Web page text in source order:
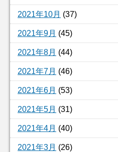
2021年10月 (37)
2021年9月 (45)
2021年8月 (44)
2021年7月 (46)
2021年6月 (53)
2021年5月 (31)
2021年4月 (40)
2021年3月 (26)